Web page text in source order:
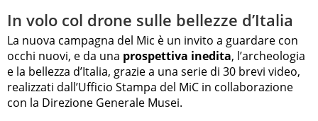
In volo col drone sulle bellezze d’Italia
La nuova campagna del Mic è un invito a guardare con
occhi nuovi, e da una prospettiva inedita, l’archeologia
e la bellezza d’Italia, grazie a una serie di 30 brevi video,
realizzati dall’Ufficio Stampa del MiC in collaborazione
con la Direzione Generale Musei.